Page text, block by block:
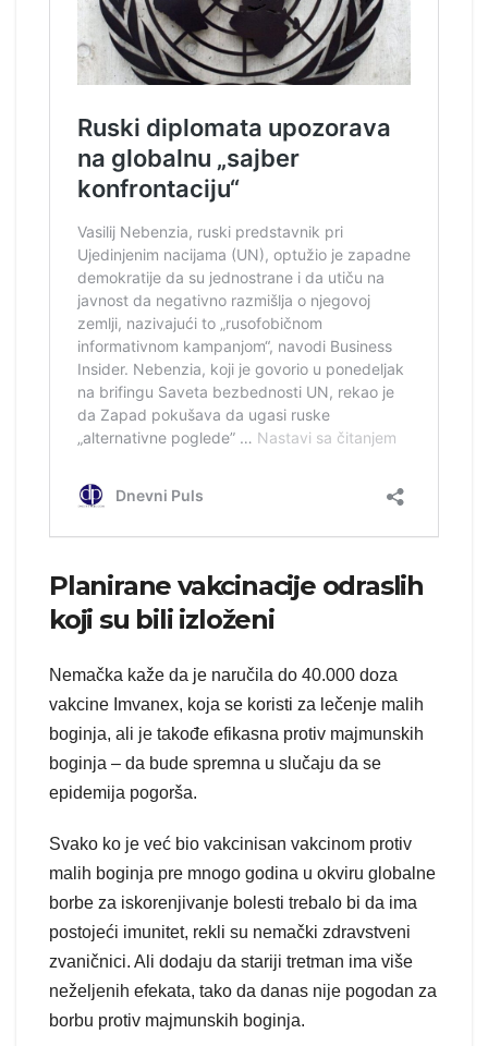
Planirane vakcinacije odraslih
koji su bili izloženi
Nemačka kaže da je naručila do 40.000 doza
vakcine Imvanex, koja se koristi za lečenje malih
boginja, ali je takođe efikasna protiv majmunskih
boginja – da bude spremna u slučaju da se
epidemija pogorša.
Svako ko je već bio vakcinisan vakcinom protiv
malih boginja pre mnogo godina u okviru globalne
borbe za iskorenjivanje bolesti trebalo bi da ima
postojeći imunitet, rekli su nemački zdravstveni
zvaničnici. Ali dodaju da stariji tretman ima više
neželjenih efekata, tako da danas nije pogodan za
borbu protiv majmunskih boginja.